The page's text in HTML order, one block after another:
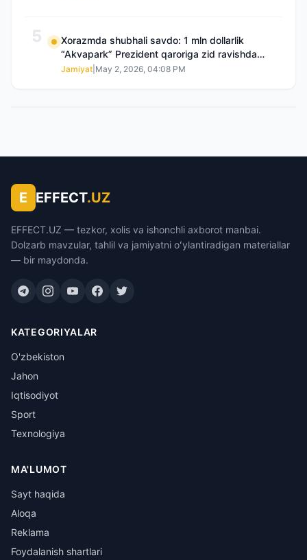
5
Xorazmda shubhali savdo: 1 mln dollarlik
“Akvapark” Prezident qaroriga zid ravishda
sotilgani maʼlum boʻldi
Jamiyat May 2, 2026, 04:08 PM
E EFFECT.UZ
EFFECT.UZ — tezkor, xolis va ishonchli axborot manbai.
Dolzarb mavzular, tahlil va jamiyatni oʻylantiradigan materiallar
— bir maydonda.
KATEGORIYALAR
O'zbekiston
Jahon
Iqtisodiyot
Sport
Texnologiya
MA'LUMOT
Sayt haqida
Aloqa
Reklama
Foydalanish shartlari